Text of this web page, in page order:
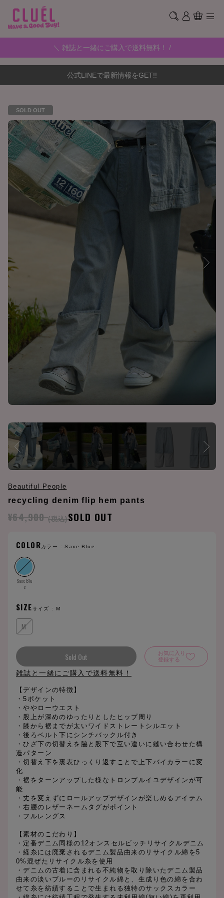
＼ 雑誌と一緒にご購入で送料無料！ /
公式LINEで最新情報をGET!!
SOLD OUT
Beautiful People
recycling denim flip hem pants
¥64,900 (税込)SOLD OUT
COLORカラー :Saxe Blue
Saxe Blu
e
SIZEサイズ : M
M
Sold Out
お気に入り
登録する
雑誌と一緒にご購入で送料無料！
【デザインの特徴】
・5ポケット
・ややローウエスト
・股上が深めのゆったりとしたヒップ周り
・膝から裾までが太いワイドストレートシルエット
・後ろベルト下にシンチバックル付き
・ひざ下の切替えを脇と股下で互い違いに縫い合わせた構
造パターン
・切替え下を裏表ひっくり返すことで上下バイカラーに変
化
・裾をターンアップした様なトロンプルイユデザインが可
能
・丈を変えずにロールアップデザインが楽しめるアイテム
・右腰のレザーネームタグがポイント
・フルレングス
【素材のこだわり】
・定番デニム同様の12オンスセルビッチリサイクルデニム
・経糸には廃棄されるデニム製品由来のリサイクル綿を5
0%混ぜたリサイクル糸を使用
・デニムの古着に含まれる不純物を取り除いたデニム製品
由来の淡いブルーのリサイクル綿と、生成り色の綿を合わ
せて糸を紡績することで生まれる独特のサックスカラー